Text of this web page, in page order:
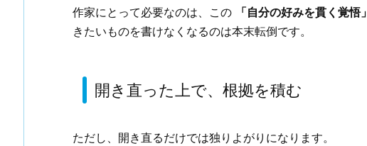
作家にとって必要なのは、この 「自分の好みを貫く覚悟」
きたいものを書けなくなるのは本末転倒です。
開き直った上で、根拠を積む
ただし、開き直るだけでは独りよがりになります。